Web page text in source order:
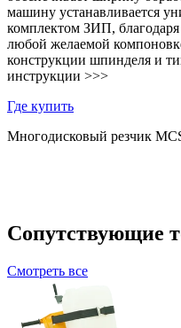
машину устанавливается
комплектом ЗИП,
любой желаемой
конструкции шпинделя и
инструкции >>>
Где купить
Многодисковый резчик
Сопутствующие
Смотреть все